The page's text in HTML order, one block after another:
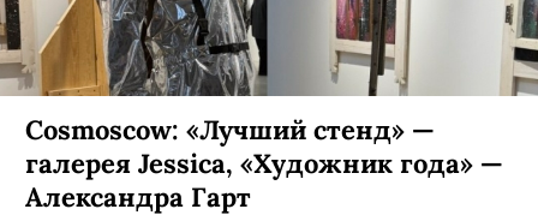
Cosmoscow: «Лучший стенд» —
галерея Jessica, «Художник года» —
Александра Гарт